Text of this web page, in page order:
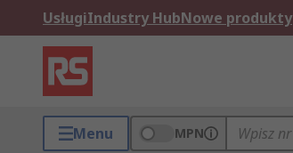
UsługiIndustry HubNowe produkty
Menu MPN